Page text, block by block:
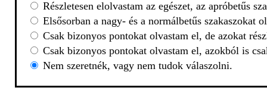
Részletesen elolvastam az egészet, az apróbetűs
Elsősorban a nagy- és a normálbetűs szakaszokat
Csak bizonyos pontokat olvastam el, de azokat
Csak bizonyos pontokat olvastam el, azokból is
Nem szeretnék, vagy nem tudok válaszolni.